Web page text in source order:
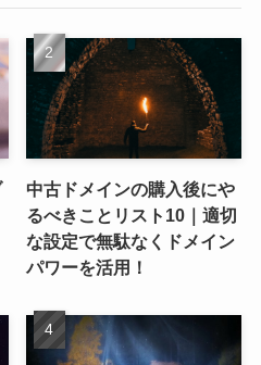
中古ドメインの購入後にや
るべきことリスト10｜適切
な設定で無駄なくドメイン
パワーを活用！